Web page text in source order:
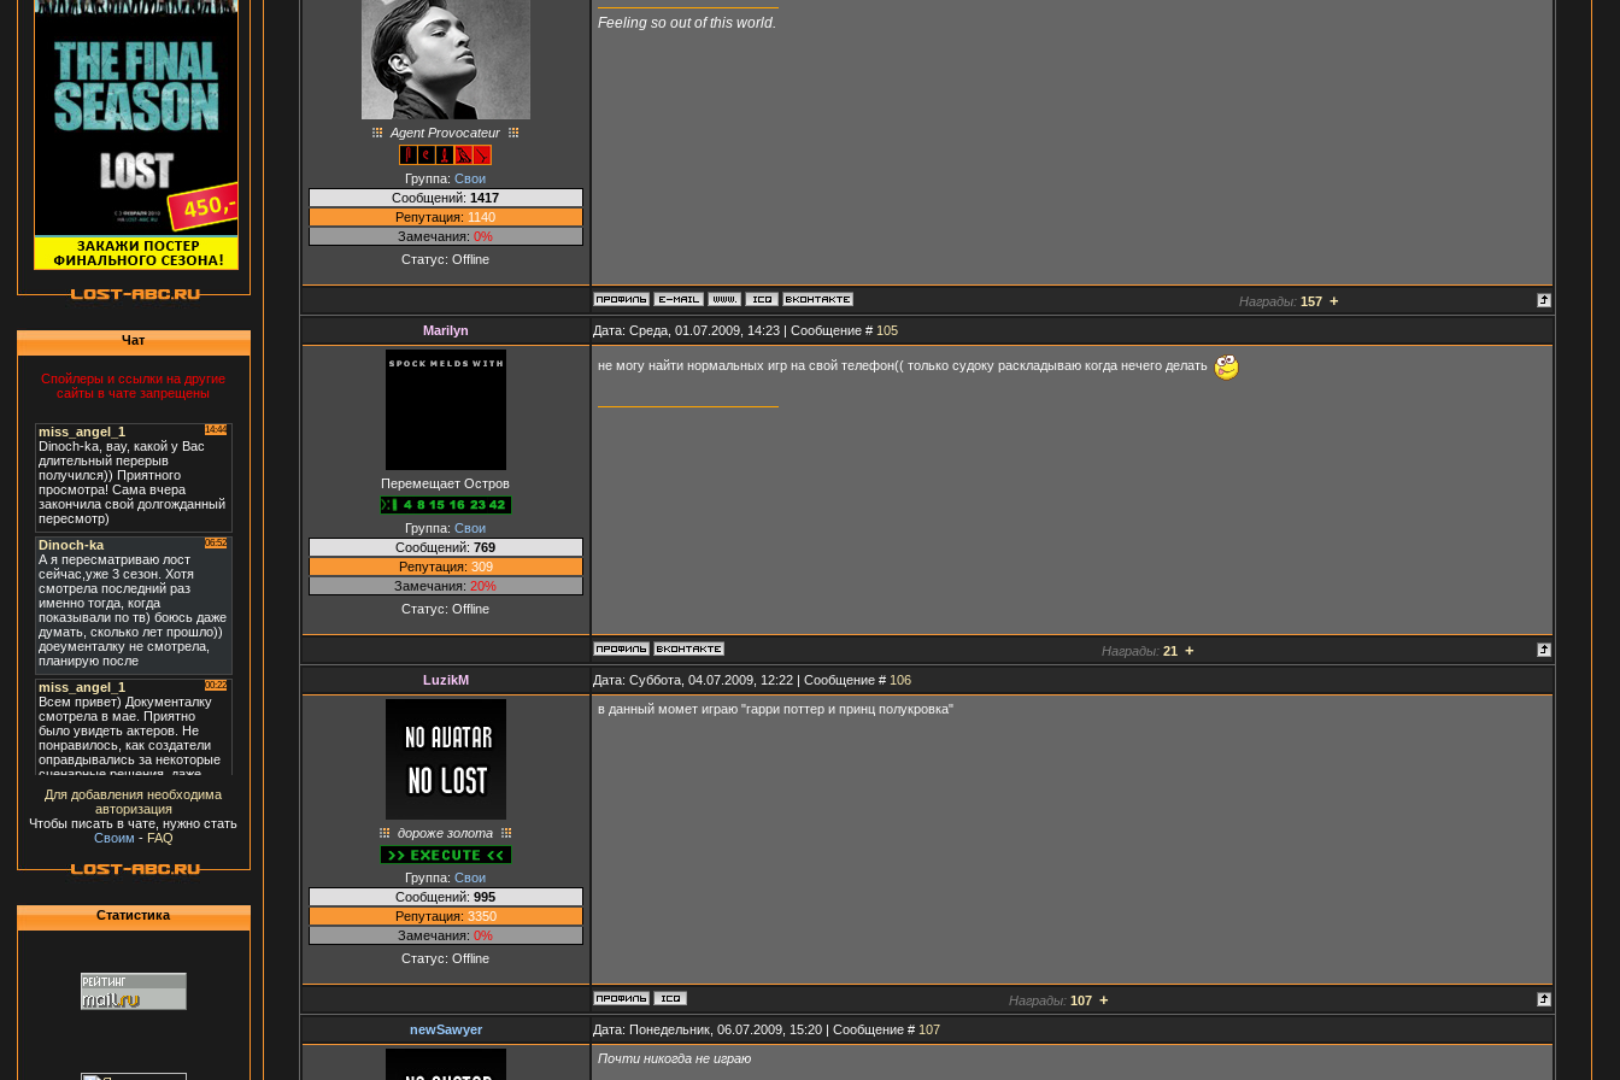
Чат
Спойлеры и ссылки на другие
сайты в чате запрещены
Для добавления необходима
авторизация
Чтобы писать в чате, нужно стать
Своим - FAQ
Статистика
Agent Provocateur
Группа: Свои
Сообщений: 1417
Репутация: 1140
Замечания: 0%
Статус: Offline
Feeling so out of this world.
Награды: 157 +
Marilyn Дата: Среда, 01.07.2009, 14:23 | Сообщение # 105
Перемещает Остров
Группа: Свои
Сообщений: 769
Репутация: 309
Замечания: 20%
Статус: Offline
не могу найти нормальных игр на свой телефон(( только судоку раскладываю когда нечего делать
Награды: 21 +
LuzikM Дата: Суббота, 04.07.2009, 12:22 | Сообщение # 106
дороже золота
Группа: Свои
Сообщений: 995
Репутация: 3350
Замечания: 0%
Статус: Offline
в данный момет играю "гарри поттер и принц полукровка"
Награды: 107 +
newSawyer Дата: Понедельник, 06.07.2009, 15:20 | Сообщение # 107
Почти никогда не играю